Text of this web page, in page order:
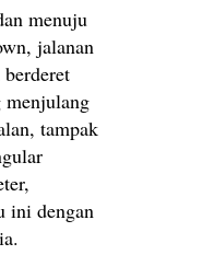
menuju
jalanan
menjulang
tampak
ini dengan